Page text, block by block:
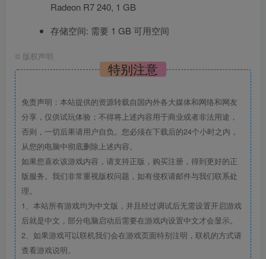
Radeon R7 240, 1 GB
存储空间: 需要 1 GB 可用空间
© 版权声明
特别注意
免责声明：本站提供的资源转载自国内外各大媒体和网络和网友
分享，仅供试玩体验；不得将上述内容用于商业或者非法用途，
否则，一切后果请用户自负。您必须在下载后的24个小时之内，
从您的电脑中彻底删除上述内容。
如果您喜欢该游戏内容，请支持正版，购买注册，得到更好的正
版服务。我们非常重视版权问题，如有侵权请邮件与我们联系处
理。
1、本站所有游戏均为中文版，并且经过调试后无需设置开启游戏
后就是中文，部分电脑启动后需要在游戏内设置中文才会显示。
2、如果游戏可以联机我们会在游戏页面特别注明，联机的方式请
查看游戏说明。